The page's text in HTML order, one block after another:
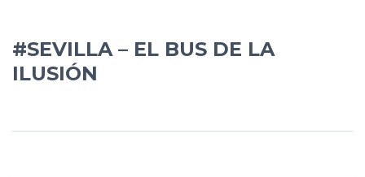
#SEVILLA – EL BUS DE LA
ILUSIÓN